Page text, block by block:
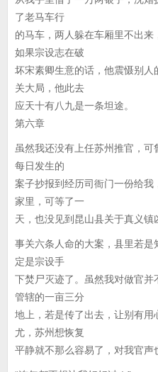
了老马车行
的马车，两人躲在车厢里不出来
如果宗设志在破
坏宋素卿生意的话，他震慑别
关大局，他此去
应天十有八九是一条坦途。
第六章
虽然我还没有上任苏州推官，
每日发生的
案子抄报到经历司衙门一份给
家里，可等了一
天，也没见到昆山县关于真义镇
事关六条人命的大案，县里若
定是宗设手
下焚尸灭迹了。虽然我对做官
管辖的一亩三分
地上，若是传了出去，让别有
尤，苏州想恢复
平静就不那么容易了，对我官声